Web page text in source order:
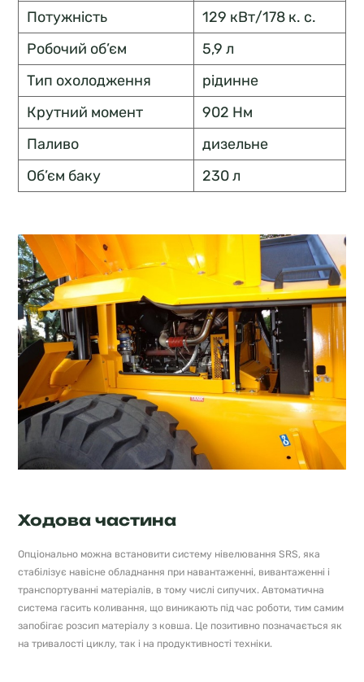
Потужність
129 кВт/178 к. с.
Робочий об’єм
5,9 л
Тип охолодження
рідинне
Крутний момент
902 Нм
Паливо
дизельне
Об’єм баку
230 л
Ходова частина
Опціонально можна встановити систему нівелювання SRS, яка
стабілізує навісне обладнання при навантаженні, вивантаженні і
транспортуванні матеріалів, в тому числі сипучих. Автоматична
система гасить коливання, що виникають під час роботи, тим самим
запобігає розсип матеріалу з ковша. Це позитивно позначається як
на тривалості циклу, так і на продуктивності техніки.